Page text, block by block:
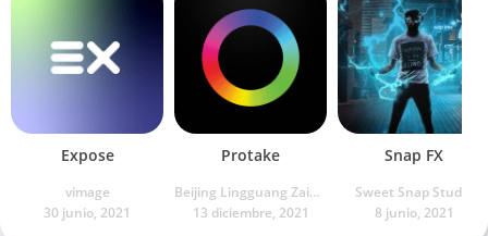
Expose
vimage
30 junio, 2021
Protake
Beijing Lingguang Zaixian Information Technology
13 diciembre, 2021
Snap FX
Sweet Snap Studio
8 junio, 2021